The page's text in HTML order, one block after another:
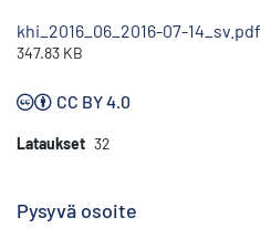
khi_2016_06_2016-07-14_sv.pdf
347.83 KB
CC BY 4.0
Lataukset 32
Pysyvä osoite